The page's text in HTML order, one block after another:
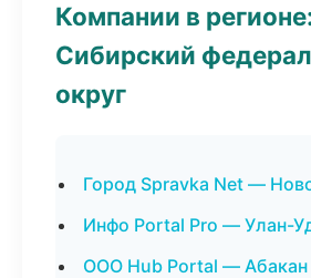
Компании в
Сибирский
округ
Город Spravka Net —
Инфо Portal Pro — Улан-
ООО Hub Portal — Абакан